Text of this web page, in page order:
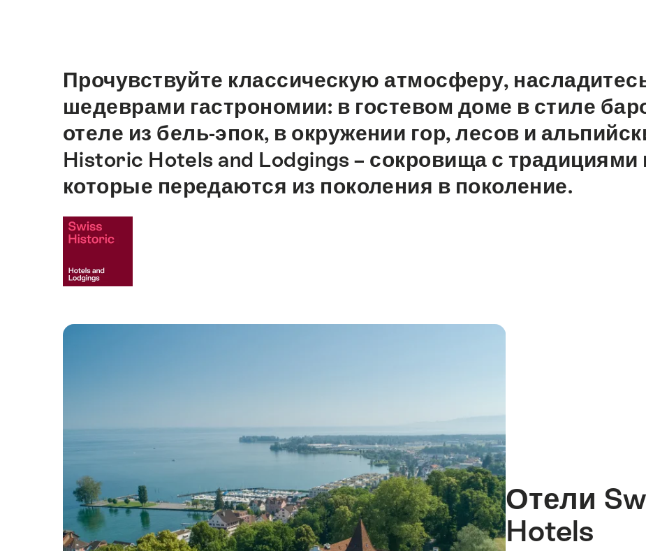
Intro
Прочувствуйте классическую атмосферу,
шедеврами гастрономии: в гостевом доме в стиле
отеле из бель-эпок, в окружении гор, лесов и
Historic Hotels and Lodgings – сокровища с традициями
которые передаются из поколения в поколение.
Отели
Hotels